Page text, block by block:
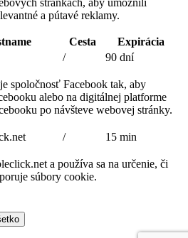
stránkach, aby umožnili
a pútavé reklamy.
Cesta
Expirácia
/ 90 dní
spoločnosť Facebook tak, aby
alebo na digitálnej platforme
po návšteve webovej stránky.
/ 15 min
a používa sa na určenie, či
súbory cookie.